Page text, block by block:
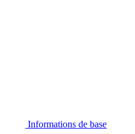
Informations de base